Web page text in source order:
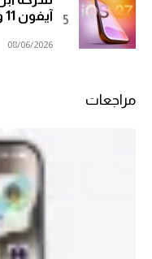
آيفون 11 والأحدث
08/06/2026
مراجعات